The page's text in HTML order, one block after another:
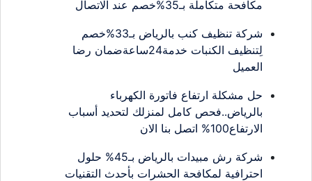
مكافحة متكاملة بـ35%خصم عند الاتصال
شركة تنظيف كنب بالرياض بـ33%خصم
لِتنظيف الكنبات خدمة24ساعةضمان رضا
العميل
حل مشكلة ارتفاع فاتورة الكهرباء
بالرياض..فحص كامل لمنزلك لتحديد أسباب
الارتفاع100% اتصل بنا الان
شركة رش مبيدات بالرياض بـ45% حلول
احترافية لمكافحة الحشرات بأحدث التقنيات